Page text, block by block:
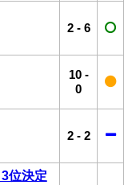
2- 6
10-
0
2- 2
位決定